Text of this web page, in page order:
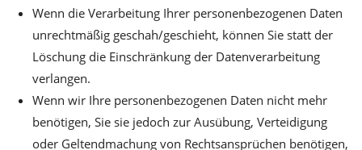
Wenn die Verarbeitung Ihrer personenbezogenen Daten
unrechtmäßig geschah/geschieht, können Sie statt der
Löschung die Einschränkung der Datenverarbeitung
verlangen.
Wenn wir Ihre personenbezogenen Daten nicht mehr
benötigen, Sie sie jedoch zur Ausübung, Verteidigung
oder Geltendmachung von Rechtsansprüchen benötigen,